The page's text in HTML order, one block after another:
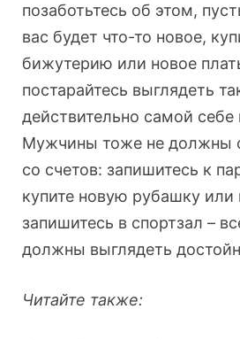
позаботьтесь об этом,
вас будет что-то новое,
бижутерию или новое
постарайтесь выглядеть
действительно самой себе
Мужчины тоже не должны
со счетов: запишитесь к
купите новую рубашку или
запишитесь в спортзал –
должны выглядеть
Читайте также: